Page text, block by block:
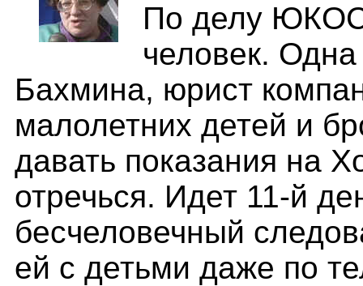
По делу
человек.
Бахмина, юрист
малолетних детей и
давать показания на
отречься. Идет 11-й
бесчеловечный
ей с детьми даже по